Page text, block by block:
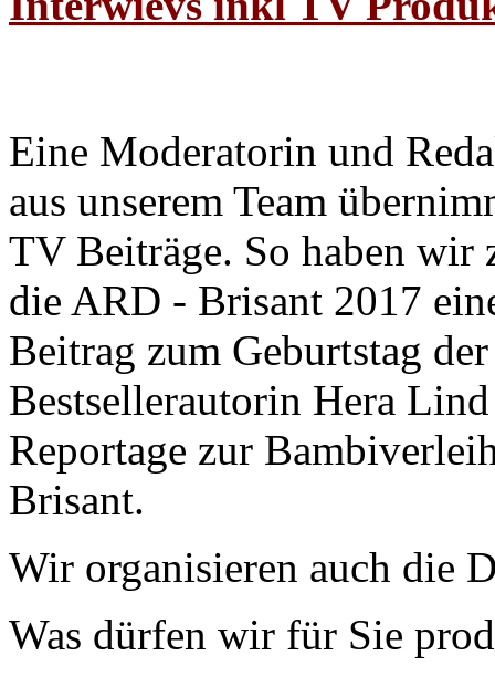
Eine Moderatorin und
aus unserem Team
TV Beiträge. So haben wir
die ARD - Brisant 2017
Beitrag zum Geburtstag der
Bestsellerautorin Hera
Reportage zur
Brisant.
Wir organisieren auch die
Was dürfen wir für Sie